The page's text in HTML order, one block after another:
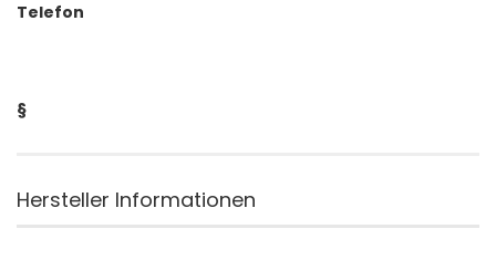
Telefon
§
Hersteller Informationen